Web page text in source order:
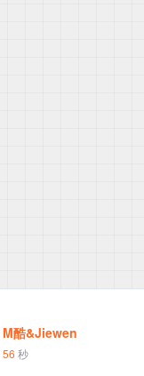
M酷&Jiewen
56 秒